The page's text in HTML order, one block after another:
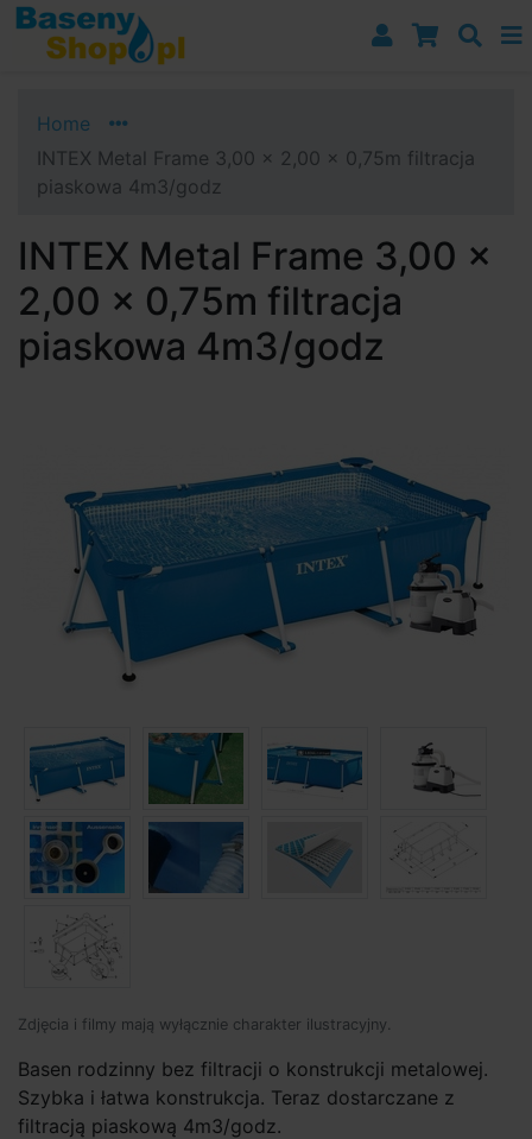
Przejdź do nawigacji
Przejdź do treści
Przejdź do paska bocznego
Home
INTEX Metal Frame 3,00 x 2,00 x 0,75m filtracja
piaskowa 4m3/godz
INTEX Metal Frame 3,00 x
2,00 x 0,75m filtracja
piaskowa 4m3/godz
Zdjęcia i filmy mają wyłącznie charakter ilustracyjny.
Basen rodzinny bez filtracji o konstrukcji metalowej.
Szybka i łatwa konstrukcja. Teraz dostarczane z
filtracją piaskową 4m3/godz.